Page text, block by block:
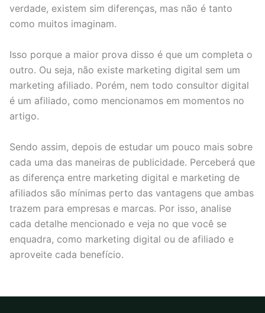
verdade, existem sim diferenças, mas não é tanto
como muitos imaginam.
Isso porque a maior prova disso é que um completa o
outro. Ou seja, não existe marketing digital sem um
marketing afiliado. Porém, nem todo consultor digital
é um afiliado, como mencionamos em momentos no
artigo.
Sendo assim, depois de estudar um pouco mais sobre
cada uma das maneiras de publicidade. Perceberá que
as diferença entre marketing digital e marketing de
afiliados são mínimas perto das vantagens que ambas
trazem para empresas e marcas. Por isso, analise
cada detalhe mencionado e veja no que você se
enquadra, como marketing digital ou de afiliado e
aproveite cada benefício.